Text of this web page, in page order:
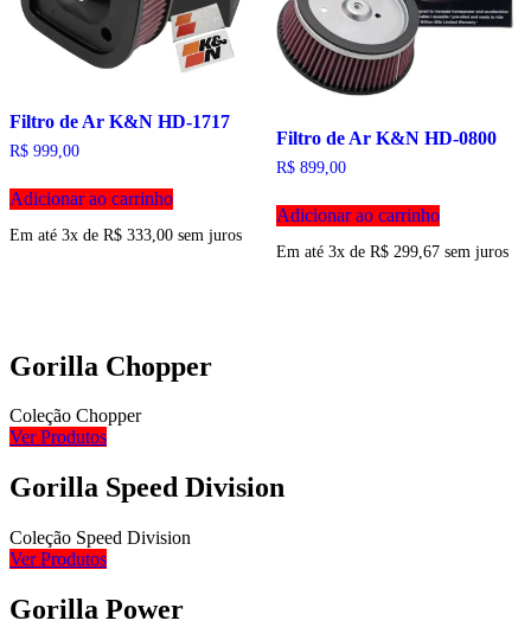
Filtro de Ar K&N HD-1717
R$ 999,00
Adicionar ao carrinho
Em até 3x de R$ 333,00 sem juros
Filtro de Ar K&N HD-0800
R$899,00
Adicionar ao carrinho
Em até 3x de R$299,67 sem juros
Gorilla Chopper
Coleção Chopper
Ver Produtos
Gorilla Speed Division
Coleção Speed Division
Ver Produtos
Gorilla Power